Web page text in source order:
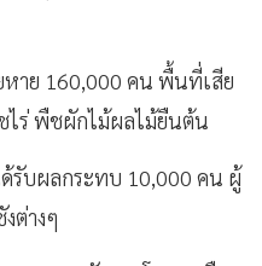
หาย 160,000 คน พื้นที่เสีย
ไร่ พืชผักไม้ผลไม้ยืนต้น
รับผลกระทบ 10,000 คน ผู้
ต่างๆ